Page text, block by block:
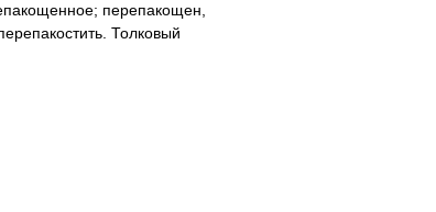
перепакощен,
Толковый